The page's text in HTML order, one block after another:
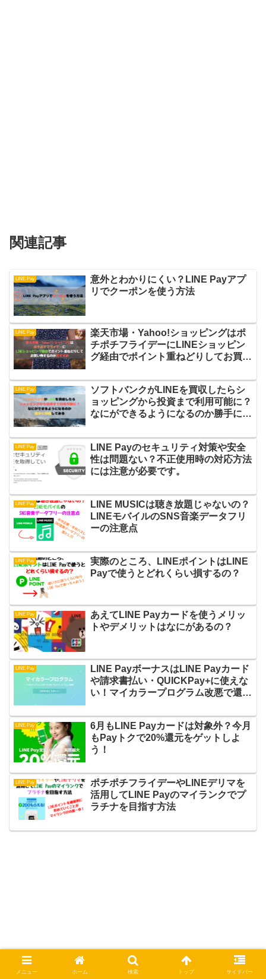
関連記事
LINE Pay
意外とわかりにくい？LINE Payアプ
リでクーポンを使う方法
LINE Pay
楽天市場・Yahoo!ショッピングはポ
チポチフライデーにLINEショッピン
グ経由でポイント重ねどりしてお買い
LINE Pay
ソフトバンクがLINEを買収したらシ
ョッピングから投資まで利用可能に？
なにができるようになるのか勝手に想
LINE Pay
LINE Payのセキュリティ対策や安全
性は問題ない？不正使用時の対応方法
には注意が必要です。
LINE Pay
LINE MUSICは聴き放題じゃないの？
LINEモバイルのSNS音楽データフリ
ーの注意点
LINE Pay
実際のところ、LINEポイントはLINE
Payで使うとどれくらい損するの？
LINE Pay
あえてLINE Payカードを使うメリッ
トやデメリットはなにがあるの？
LINE Pay
LINE PayボーナスはLINE Payカード
や請求書払い・QUICKPay+に使えな
い！マイカラープログラム改悪で還元
LINE Pay
6月もLINE Payカードは対象外？今月
もPayトクで20%還元をゲットしよ
う！
LINE Pay
ポチポチフライデーやLINEデリマを
活用してLINE Payのマイランクでプ
ラチナを目指す方法
メニュー ホーム 検索 トップ サイドバー